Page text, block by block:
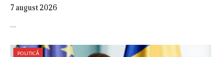
7 august 2026
…
POLITICĂ